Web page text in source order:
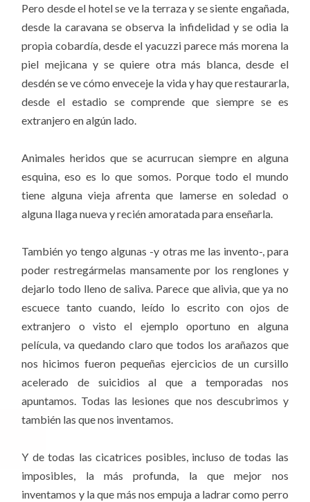
Pero desde el hotel se ve la terraza y se siente engañada,
desde la caravana se observa la infidelidad y se odia la
propia cobardía, desde el yacuzzi parece más morena la
piel mejicana y se quiere otra más blanca, desde el
desdén se ve cómo enveceje la vida y hay que restaurarla,
desde el estadio se comprende que siempre se es
extranjero en algún lado.
Animales heridos que se acurrucan siempre en alguna
esquina, eso es lo que somos. Porque todo el mundo
tiene alguna vieja afrenta que lamerse en soledad o
alguna llaga nueva y recién amoratada para enseñarla.
También yo tengo algunas -y otras me las invento-, para
poder restregármelas mansamente por los renglones y
dejarlo todo lleno de saliva. Parece que alivia, que ya no
escuece tanto cuando, leído lo escrito con ojos de
extranjero o visto el ejemplo oportuno en alguna
película, va quedando claro que todos los arañazos que
nos hicimos fueron pequeñas ejercicios de un cursillo
acelerado de suicidios al que a temporadas nos
apuntamos. Todas las lesiones que nos descubrimos y
también las que nos inventamos.
Y de todas las cicatrices posibles, incluso de todas las
imposibles, la más profunda, la que mejor nos
inventamos y la que más nos empuja a ladrar como perro